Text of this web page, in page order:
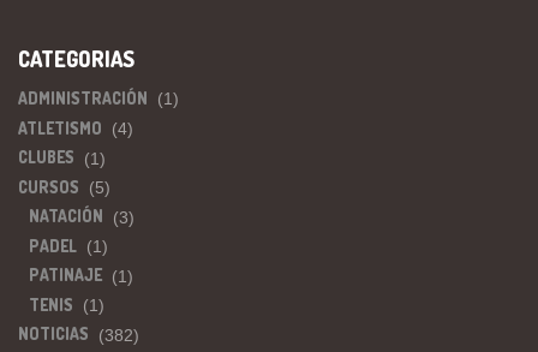
CATEGORIAS
ADMINISTRACIÓN (1)
ATLETISMO (4)
CLUBES (1)
CURSOS (5)
NATACIÓN (3)
PADEL (1)
PATINAJE (1)
TENIS (1)
NOTICIAS (382)